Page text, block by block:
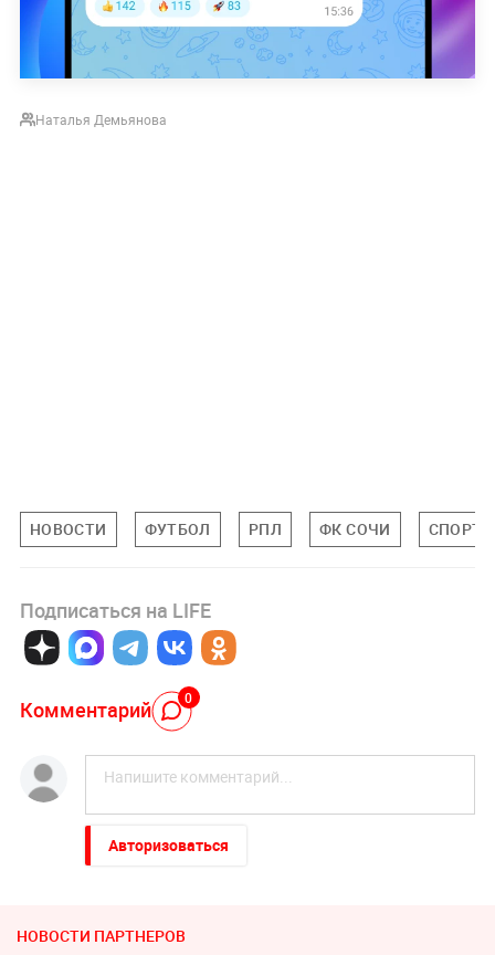
Наталья Демьянова
НОВОСТИ ФУТБОЛ РПЛ ФК СОЧИ СПОРТ
Подписаться на LIFE
Комментарий 0
Авторизоваться
НОВОСТИ ПАРТНЕРОВ